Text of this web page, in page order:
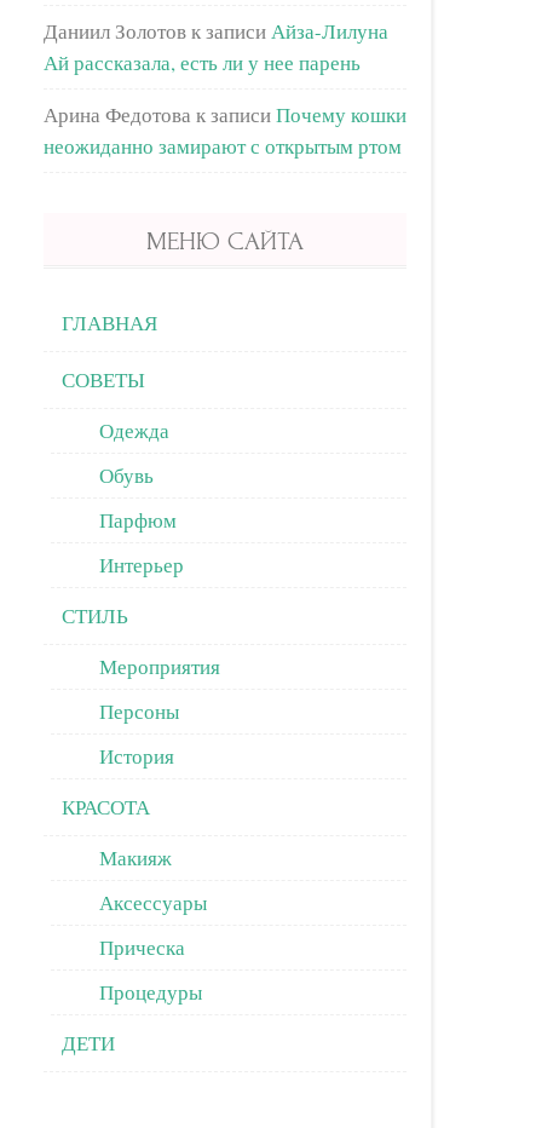
Даниил Золотовк записиАйза-Лилуна
Ай рассказала, есть ли у нее парень
Арина Федотова к записиПочему кошки
неожиданно замирают с открытым ртом
МЕНЮ САЙТА
ГЛАВНАЯ
СОВЕТЫ
Одежда
Обувь
Парфюм
Интерьер
СТИЛЬ
Мероприятия
Персоны
История
КРАСОТА
Макияж
Аксессуары
Прическа
Процедуры
ДЕТИ